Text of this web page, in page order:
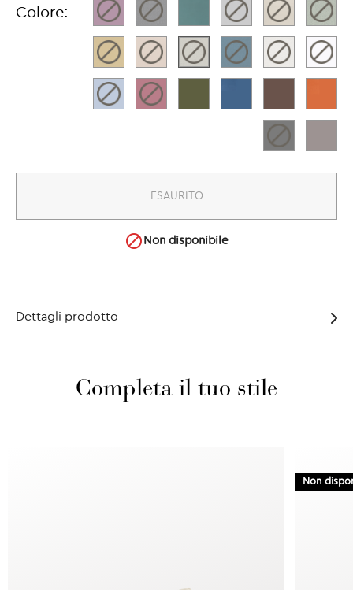
Colore:
ESAURITO
 Non disponibile
Dettagli prodotto
Completa il tuo stile
Non